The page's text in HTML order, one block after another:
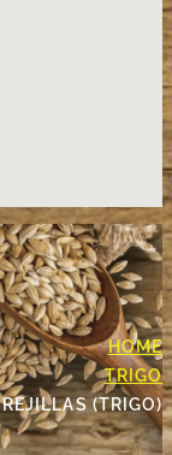
HOME
TRIGO
REJILLAS (TRIGO)